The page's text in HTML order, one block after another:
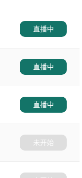
直播中
直播中
直播中
未开始